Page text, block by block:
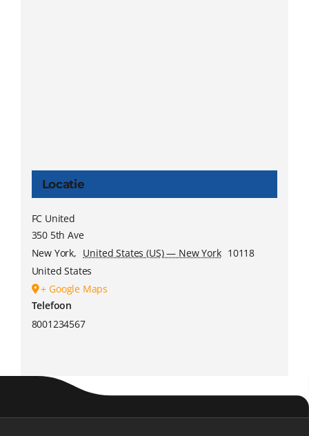
Locatie
FC United
350 5th Ave
New York, United States (US) — New York 10118
United States
+ Google Maps
Telefoon
8001234567